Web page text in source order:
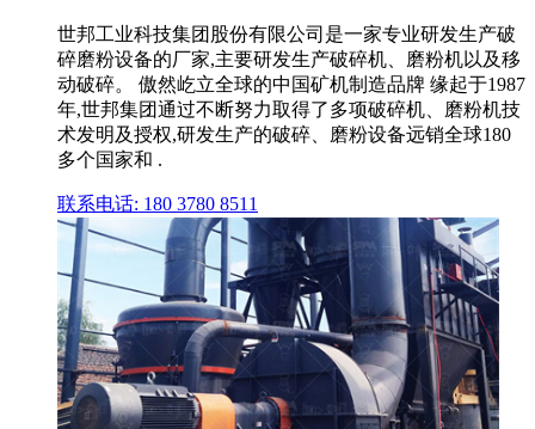
世邦工业科技集团股份有限公司是一家专业研发生产破
碎磨粉设备的厂家,主要研发生产破碎机、磨粉机以及移
动破碎。 傲然屹立全球的中国矿机制造品牌 缘起于1987
年,世邦集团通过不断努力取得了多项破碎机、磨粉机技
术发明及授权,研发生产的破碎、磨粉设备远销全球180
多个国家和 .
联系电话: 180 3780 8511